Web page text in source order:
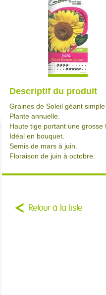
Descriptif du produit
Graines de Soleil géant simple
Plante annuelle.
Haute tige portant une grosse
Idéal en bouquet.
Semis de mars à juin.
Floraison de juin à octobre.
Retour à la liste